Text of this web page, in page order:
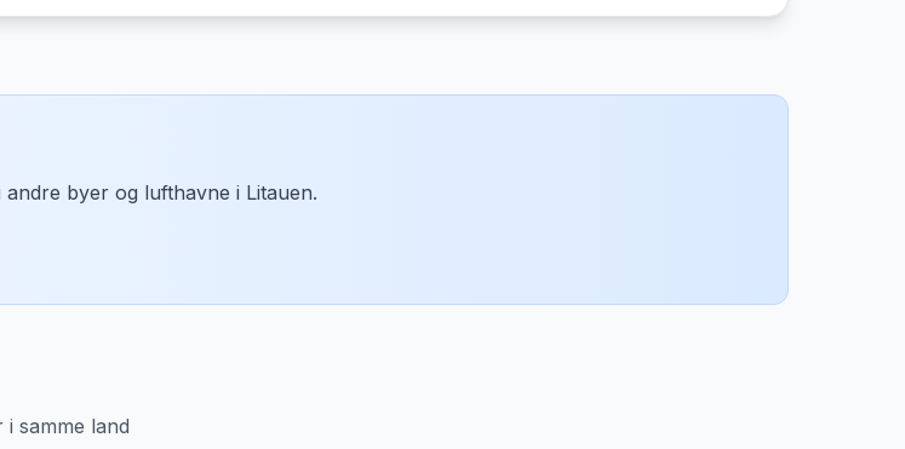
andre byer og lufthavne i Litauen.
samme land